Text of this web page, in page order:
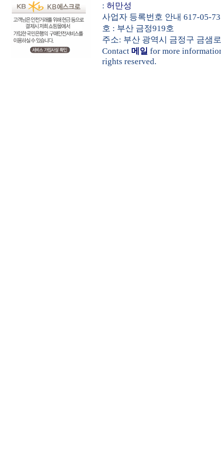
: 허만성
사업자 등록번호 안내 617-05-
호 : 부산 금정919호
주소: 부산 광역시 금정구 금샘
Contact 메일 for more
rights reserved.